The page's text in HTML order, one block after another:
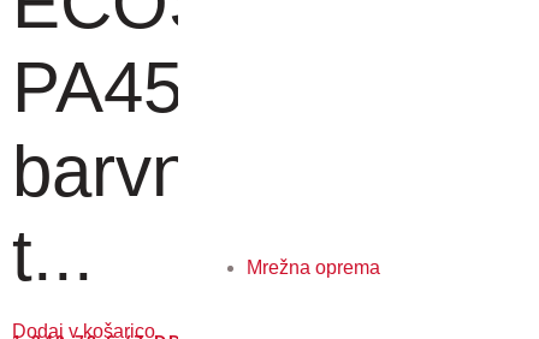
Mrežna oprema
PA4500cx - A4
barvni mrežni
t...
Dodaj v košarico